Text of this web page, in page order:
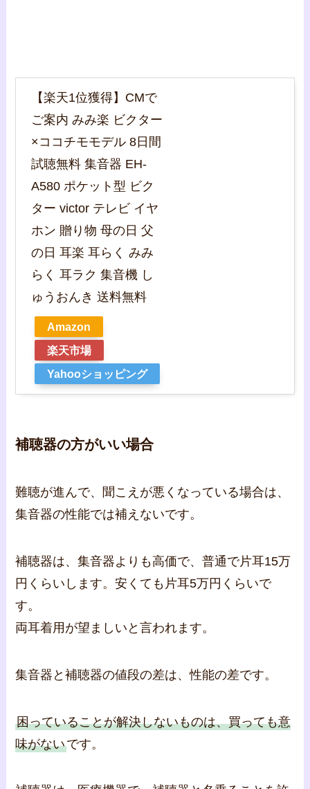
【楽天1位獲得】CMで
ご案内 みみ楽 ビクター
×ココチモモデル 8日間
試聴無料 集音器 EH-
A580 ポケット型 ビク
ター victor テレビ イヤ
ホン 贈り物 母の日 父
の日 耳楽 耳らく みみ
らく 耳ラク 集音機 し
ゅうおんき 送料無料
Amazon
楽天市場
Yahooショッピング
補聴器の方がいい場合
難聴が進んで、聞こえが悪くなっている場合は、
集音器の性能では補えないです。
補聴器は、集音器よりも高価で、普通で片耳15万
円くらいします。安くても片耳5万円くらいで
す。
両耳着用が望ましいと言われます。
集音器と補聴器の値段の差は、性能の差です。
困っていることが解決しないものは、買っても意
味がないです。